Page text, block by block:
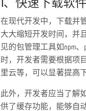
在现代开发中，下载并
大大缩短开发时间，并
见的包管理工具如npm
时，开发者需要根据项
里云等，可以显著提高
此外，开发者应当了解
供了缓存功能，能够自